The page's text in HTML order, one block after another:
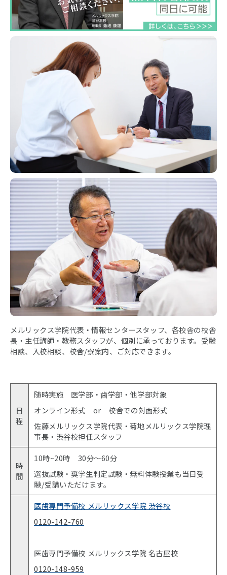
メルリックス学院代表・情報センタースタッフ、各校舎の校舎
長・主任講師・教務スタッフが、個別に承っております。受験
相談、入校相談、校舎/寮案内、ご対応できます。
日
程
随時実施 医学部・歯学部・他学部対象
オンライン形式 or 校舎での対面形式
佐藤メルリックス学院代表・菊地メルリックス学院理
事長・渋谷校担任スタッフ
時
間
10時~20時 30分〜60分
選抜試験・奨学生判定試験・無料体験授業も当日受
験/受講いただけます。
医歯専門予備校 メルリックス学院 渋谷校
0120-142-760
医歯専門予備校 メルリックス学院 名古屋校
0120-148-959